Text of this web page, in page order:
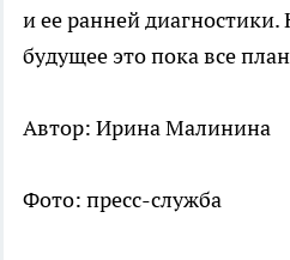
и ее ранней
будущее это пока все
Автор: Ирина Малинина
Фото: пресс-служба